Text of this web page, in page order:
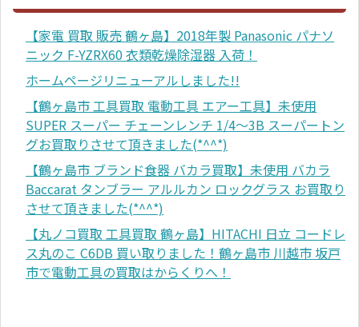
【家電 買取 販売 鶴ヶ島】2018年製 Panasonic パナソ
ニック F-YZRX60 衣類乾燥除湿器 入荷！
ホームページリニューアルしました!!
【鶴ヶ島市 工具買取 電動工具 エアー工具】未使用
SUPER スーパー チェーンレンチ 1/4～3B スーパートン
グお買取りさせて頂きました(*^^*)
【鶴ヶ島市 ブランド食器 バカラ買取】未使用 バカラ
Baccarat タンブラー アルルカン ロックグラス お買取り
させて頂きました(*^^*)
【丸ノコ買取 工具買取 鶴ヶ島】HITACHI 日立 コードレ
ス丸のこ C6DB 買い取りました！鶴ヶ島市 川越市 坂戸
市で電動工具の買取はからくりへ！